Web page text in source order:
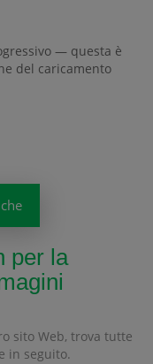
— questa è
del caricamento
per la
sito Web, trova tutte
in seguito.